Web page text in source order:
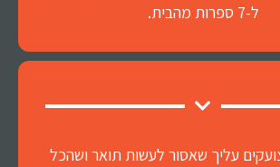
ל-7 ספרות מהבית.
עליך שאסור לעשות תואר ושהכל